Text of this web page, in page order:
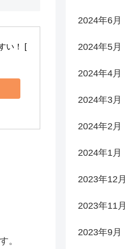
い！ [
。
2024年6月
2024年5月
2024年4月
2024年3月
2024年2月
2024年1月
2023年12月
2023年11月
2023年9月